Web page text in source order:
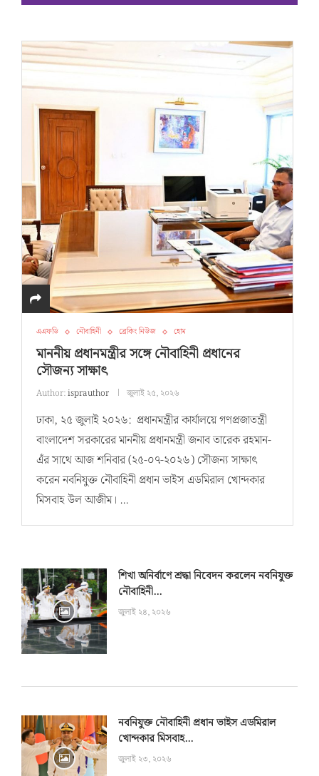
এএফডি নৌবাহিনী ব্রেকিং নিউজ হোম
মাননীয় প্রধানমন্ত্রীর সঙ্গে নৌবাহিনী প্রধানের
সৌজন্য সাক্ষাৎ
Author:isprauthor জুলাই ২৫, ২০২৬
ঢাকা, ২৫ জুলাই ২০২৬: প্রধানমন্ত্রীর কার্যালয়ে গণপ্রজাতন্ত্রী
বাংলাদেশ সরকারের মাননীয় প্রধানমন্ত্রী জনাব তারেক রহমান-
এঁর সাথে আজ শনিবার (২৫-০৭-২০২৬) সৌজন্য সাক্ষাৎ
করেন নবনিযুক্ত নৌবাহিনী প্রধান ভাইস এডমিরাল খোন্দকার
মিসবাহ উল আজীম। …
শিখা অনির্বাণে শ্রদ্ধা নিবেদন করলেন নবনিযুক্ত
নৌবাহিনী...
জুলাই ২৪, ২০২৬
নবনিযুক্ত নৌবাহিনী প্রধান ভাইস এডমিরাল
খোন্দকার মিসবাহ...
জুলাই ২৩, ২০২৬